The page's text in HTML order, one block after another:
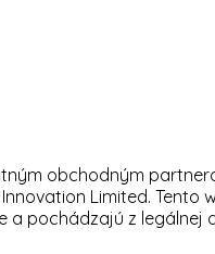
obchodným
Limited.
a pochádzajú z legálnej